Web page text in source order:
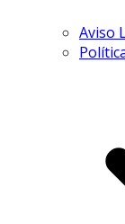
Aviso